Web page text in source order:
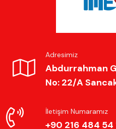
İletişim Numaramız
+90 216 484 54
Adresimiz
Abdurrahman
No: 22/A